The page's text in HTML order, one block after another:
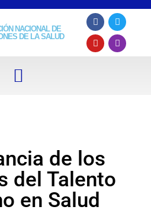
NACIONAL DE
DE LA SALUD
de los
del Talento
en Salud